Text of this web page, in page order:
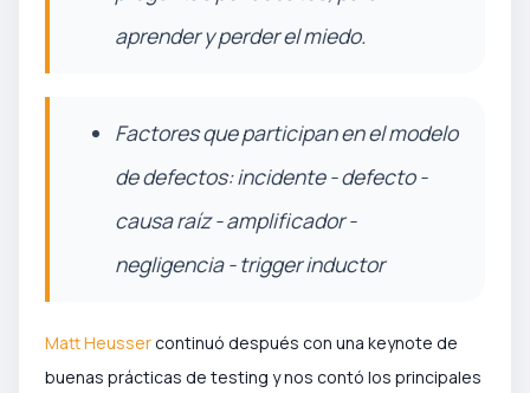
aprender y perder el miedo.
Factores que participan en el modelo
de defectos: incidente - defecto -
causa raíz - amplificador -
negligencia - trigger inductor
Matt Heussercontinuó después con una keynote de
buenas prácticas de testing y nos contó los principales